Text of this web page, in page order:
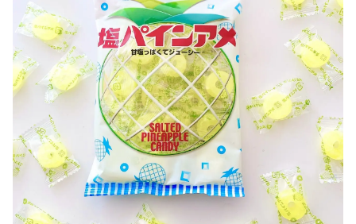
パインアメに塩を加えた甘塩っぱくジュー
シーなキャンディ
「塩パインアメ」は、パイン株式会社のロングセラ
ー商品「パインアメ」に塩を加えることで、甘塩っぱ
くジューシーな味わいに仕上げたというパインアメ。
同商品はこれまでにファミマなどで複数回発売され